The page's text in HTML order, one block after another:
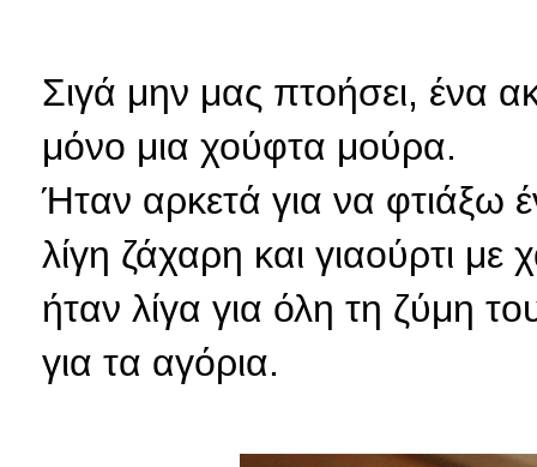
Σιγά μην μας πτοήσει, ένα
μόνο μια χούφτα μούρα.
Ήταν αρκετά για να φτιάξω
λίγη ζάχαρη και γιαούρτι
ήταν λίγα για όλη τη ζύμη
για τα αγόρια.